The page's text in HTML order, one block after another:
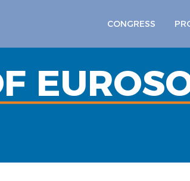
CONGRESS